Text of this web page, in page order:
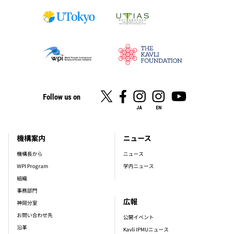
Follow us on
JA EN
footer_main_menu
機構案内
機構長から
WPI Program
組織
事務部門
神岡分室
お問い合わせ先
沿革
ニュース
ニュース
学内ニュース
広報
公開イベント
Kavli IPMUニュース